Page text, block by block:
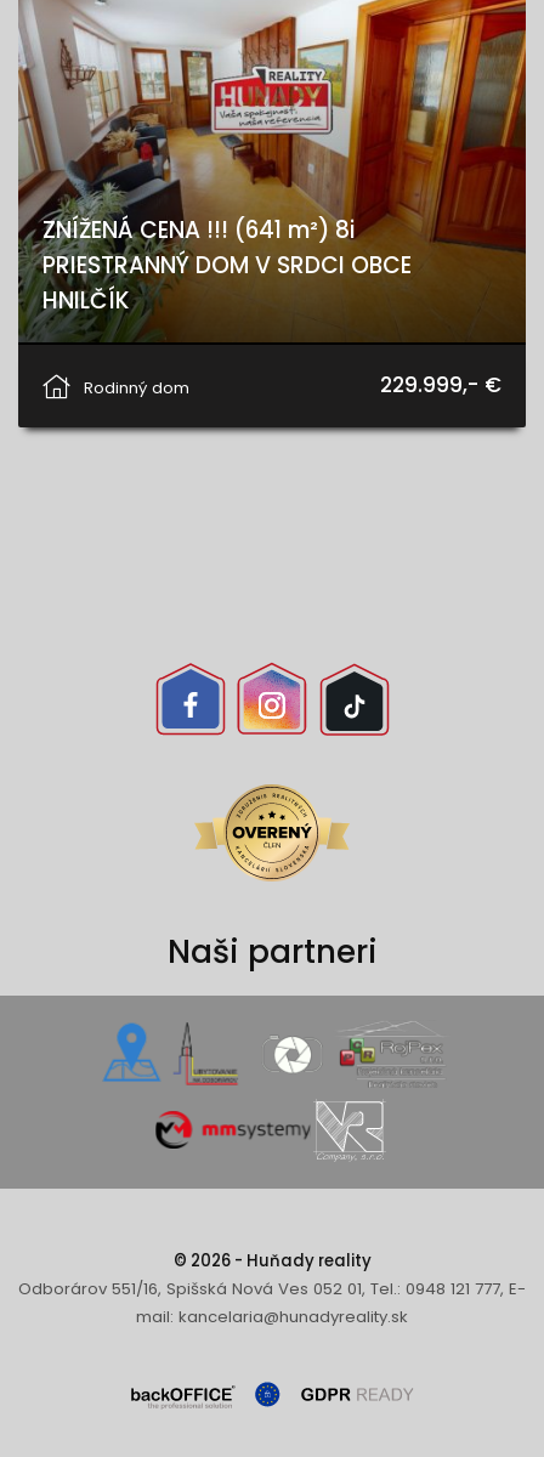
ZNÍŽENÁ CENA !!! (641 m²) 8i
PRIESTRANNÝ DOM V SRDCI OBCE
HNILČÍK
Rodinný dom
229.999,- €
Naši partneri
© 2026 - Huňady reality
Odborárov 551/16, Spišská Nová Ves 052 01, Tel.: 0948 121 777, E-
mail: kancelaria@hunadyreality.sk